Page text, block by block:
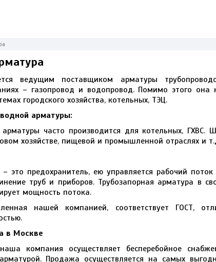
ведущим поставщиком арматуры
– газопровод и водопровод. Помимо этого она
городского хозяйства, котельных, ТЭЦ.
арматуры:
арматуры часто производится для котельных, ГХВС.
хозяйстве, пищевой и промышленной отраслях и
это предохранитель, ею управляется рабочий
труб и приборов. Трубозапорная арматура в
мощность потока.
нашей компанией, соответствует ГОСТ,
в Москве
компания осуществляет бесперебойное
Продажа осуществляется на самых